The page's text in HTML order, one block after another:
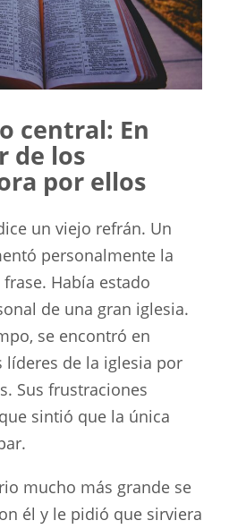
central: En
de los
por ellos
un viejo refrán. Un
personalmente la
Había estado
de una gran iglesia.
se encontró en
líderes de la iglesia por
Sus frustraciones
sintió que la única
mucho más grande se
él y le pidió que sirviera